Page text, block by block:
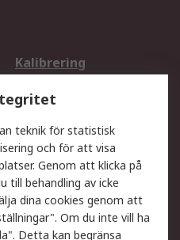
Kalibrering
Teknisk Support
Exportlösningar
Retur av varor
Spåra din order
teknik för statistisk
och för att visa
Genom att klicka på
till behandling av icke
dina cookies genom att
Om du inte vill ha
Detta kan begränsa